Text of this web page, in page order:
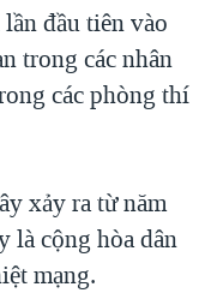
đầu tiên vào
trong các nhân
các phòng thí
xảy ra từ năm
là cộng hòa dân
mạng.